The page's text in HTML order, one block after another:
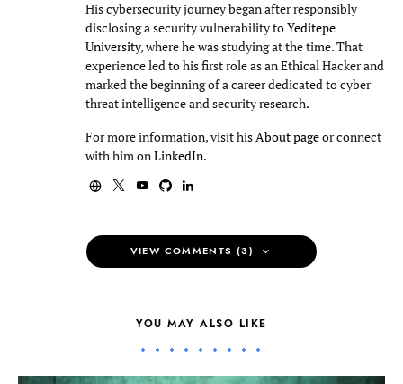
His cybersecurity journey began after responsibly
disclosing a security vulnerability toYeditepe
University, where he was studying at the time. That
experience led to his first role as an Ethical Hacker and
marked the beginning of a career dedicated to cyber
threat intelligence and security research.
For more information, visit his About pageor connect
with him onLinkedIn.
VIEW COMMENTS (3)
YOU MAY ALSO LIKE